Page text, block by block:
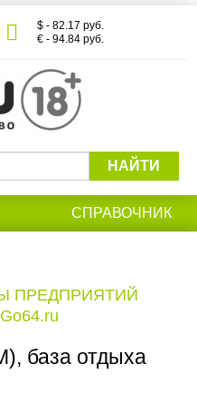
$ - 82.17 руб.
€ - 94.84 руб.
НАЙТИ
СПРАВОЧНИК
ПРЕДПРИЯТИЙ
база отдыха